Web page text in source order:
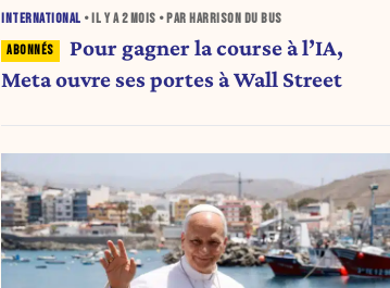
INTERNATIONAL • IL Y A2 MOIS • PAR HARRISON DU BUS
Pour gagner la course à l’IA,
Meta ouvre ses portes à Wall Street